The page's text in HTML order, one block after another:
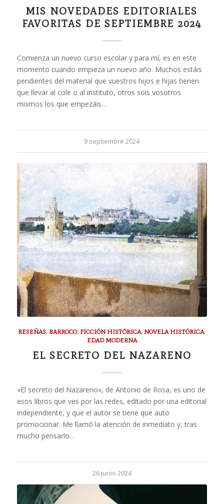
MIS NOVEDADES EDITORIALES
FAVORITAS DE SEPTIEMBRE 2024
Comienza un nuevo curso escolar y para mí, es en este
momento cuando empieza un nuevo año. Muchos estáis
pendientes del material que vuestros hijos e hijas tienen
que llevar al cole o al instituto, otros sois vosotros
mismos los que empezáis…
9 septiembre 2024
RESEÑAS, BARROCO, FICCIÓN HISTÓRICA, NOVELA HISTÓRICA,
EDAD MODERNA
EL SECRETO DEL NAZARENO
«El secreto del Nazareno», de Antonio de Rosa, es uno de
esos libros que ves por las redes, editado por una editorial
independiente, y que el autor se tiene que auto
promocionar. Me llamó la atención de inmediato y, tras
mucho pensarlo…
26 junio 2024